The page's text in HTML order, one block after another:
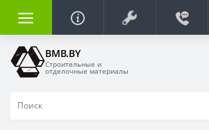
BMB.BY
Строительные и
отделочные материалы